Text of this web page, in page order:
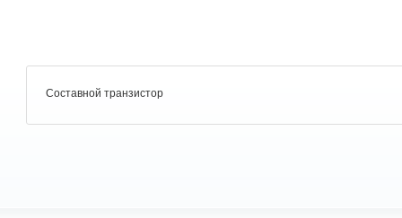
Составной транзистор